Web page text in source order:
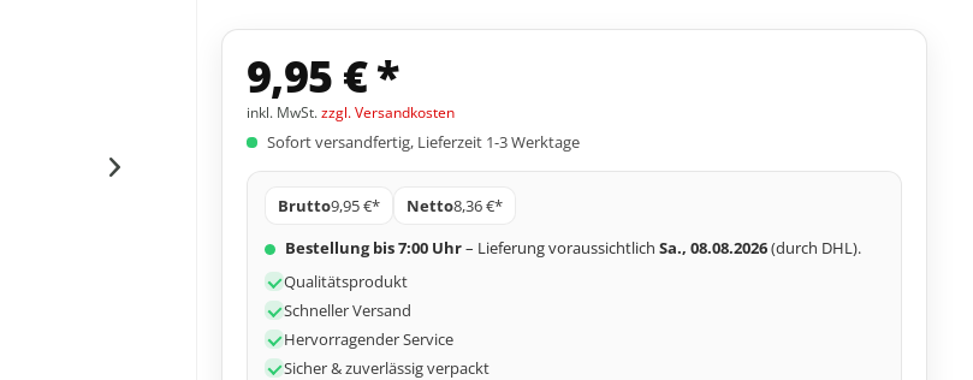
9,95 € *
inkl. MwSt.zzgl. Versandkosten
Sofort versandfertig, Lieferzeit 1-3 Werktage
Brutto9,95 €* Netto8,36 €*
Bestellung bis 7:00 Uhr– Lieferung voraussichtlichSa., 08.08.2026(durch DHL).
Qualitätsprodukt
Schneller Versand
Hervorragender Service
Sicher & zuverlässig verpackt